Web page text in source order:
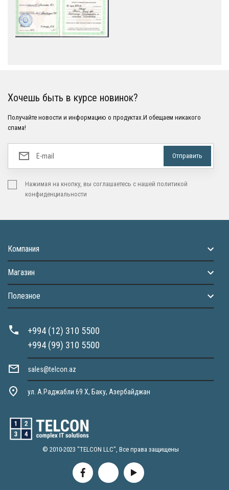
Хочешь быть в курсе новинок?
Получайте новости и информацию о продуктах.И обещаем никакого
спама!
Нажимая на кнопку, вы соглашаетесь с нашей политикой
конфиденциальности
Компания
Магазин
Полезное
+994 (12) 310 5500
+994 (99) 310 5500
sales@telcon.az
ул. А.Раджабли 69 X, Баку, Азербайджан
© 2010-2023 "TELCON LLC", Все права защищены